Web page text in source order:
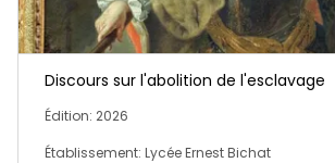
Discours sur l'abolition de l'esclavage
Édition: 2026
Établissement: Lycée Ernest Bichat